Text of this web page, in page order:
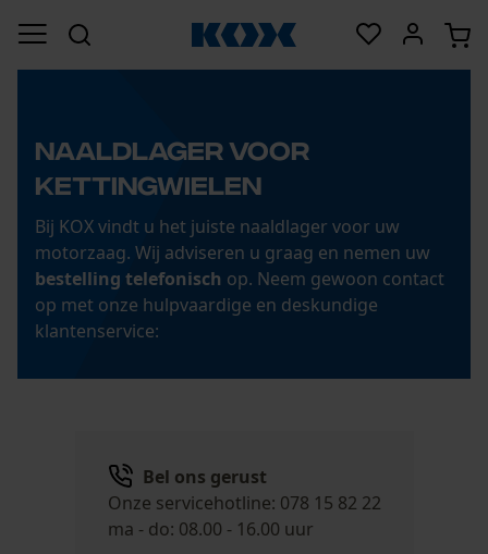
NAALDLAGER VOOR
KETTINGWIELEN
Bij KOX vindt u het juiste naaldlager voor uw
motorzaag. Wij adviseren u graag en nemen uw
bestelling telefonisch op. Neem gewoon contact
op met onze hulpvaardige en deskundige
klantenservice:
Bel ons gerust
Onze servicehotline: 078 15 82 22
ma - do: 08.00 - 16.00 uur